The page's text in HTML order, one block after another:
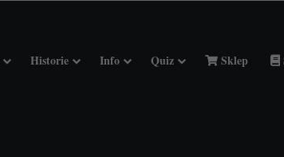
Historie Info Quiz Sklep